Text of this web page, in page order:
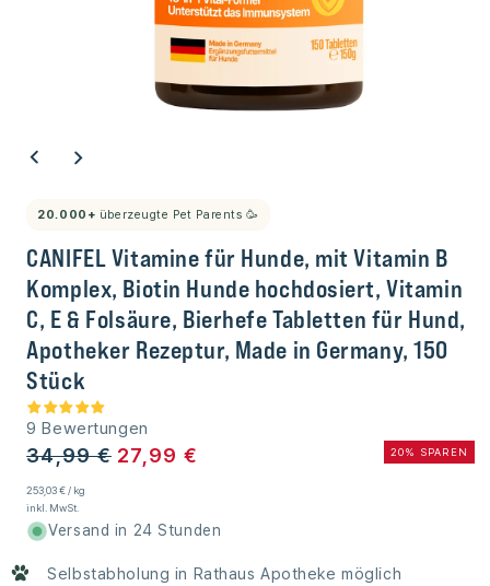
1
öffnen
20.000+ überzeugte Pet Parents 🥳
CANIFEL Vitamine für Hunde, mit Vitamin B
Komplex, Biotin Hunde hochdosiert, Vitamin
C, E & Folsäure, Bierhefe Tabletten für Hund,
Apotheker Rezeptur, Made in Germany, 150
Stück
9 Bewertungen
Normaler
34,99 € Sonderpreis
27,99 € 20% SPAREN
253,03 € / kg
inkl. MwSt.
Versand in 24 Stunden
Selbstabholung in Rathaus Apotheke möglich